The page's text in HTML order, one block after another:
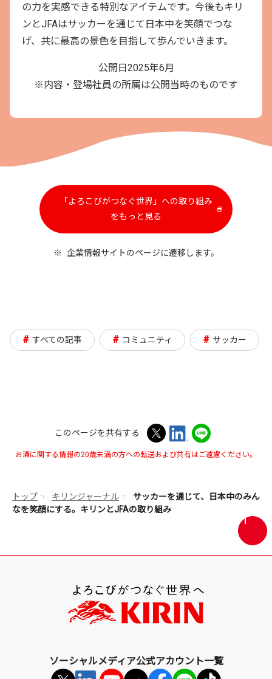
の力を実感できる特別なアイテムです。今後もキリ
ンとJFAはサッカーを通じて日本中を笑顔でつな
げ、共に最高の景色を目指して歩んでいきます。
公開日2025年6月
※内容・登場社員の所属は公開当時のものです
「よろこびがつなぐ世界」への取り組み
をもっと見る
新
し
で
開
※ 企業情報サイトのページに遷移します。
# すべての記事 # コミュニティ # サッカー
このページを共有する
お酒に関する情報の20歳未満の方への転送および共有はご遠慮ください。
トップ キリンジャーナル
サッカーを通じて、日本中のみん
なを笑顔にする。キリンとJFAの取り組み
画
面
ソーシャルメディア公式アカウント一覧